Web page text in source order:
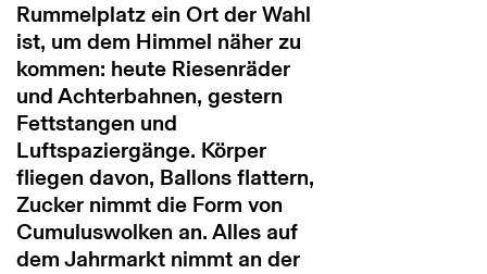
Rummelplatz ein Ort der Wahl
ist, um dem Himmel näher zu
kommen: heute Riesenräder
und Achterbahnen, gestern
Fettstangen und
Luftspaziergänge. Körper
fliegen davon, Ballons flattern,
Zucker nimmt die Form von
Cumuluswolken an. Alles auf
dem Jahrmarkt nimmt an der